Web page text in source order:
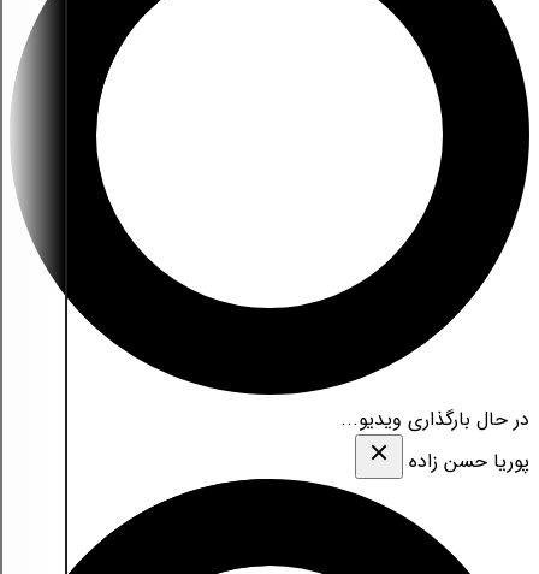
در حال بارگذاری ویدیو...
پوریا حسن زاده